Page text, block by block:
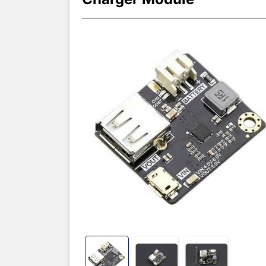
Mạch sạc
Charger
hệ thống,
thời tích
tối đa lên
cổng USB-
pin Lithium.
Lưu ý để
các loại
tượng sụt
Model:
Charge
Suitable
Charge